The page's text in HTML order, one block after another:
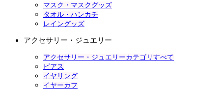
マスク・マスクグッズ
タオル・ハンカチ
レイングッズ
アクセサリー・ジュエリー
アクセサリー・ジュエリーカテゴリすべて
ピアス
イヤリング
イヤーカフ